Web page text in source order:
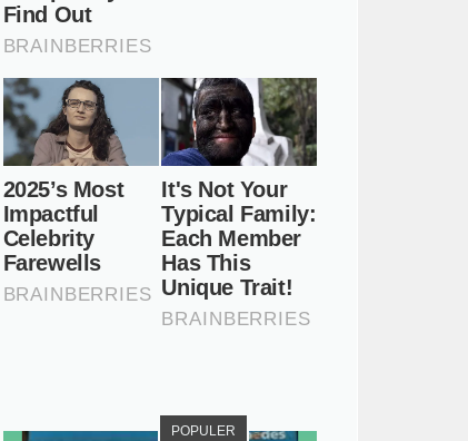
POPULER